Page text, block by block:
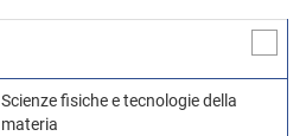
Scienze fisiche e tecnologie della
materia